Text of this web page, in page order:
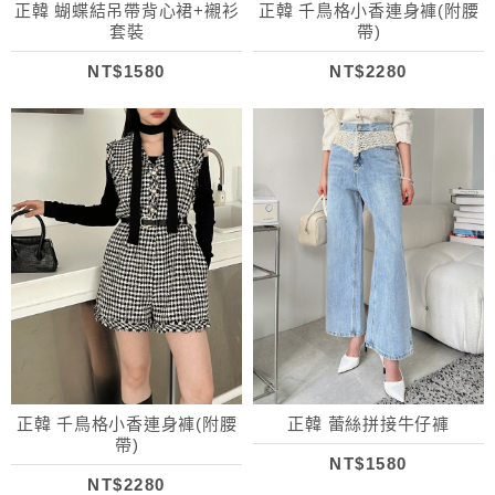
正韓 蝴蝶結吊帶背心裙+襯衫
套裝
NT$1580
正韓 千鳥格小香連身褲(附腰
帶)
NT$2280
正韓 千鳥格小香連身褲(附腰
帶)
NT$2280
正韓 蕾絲拼接牛仔褲
NT$1580